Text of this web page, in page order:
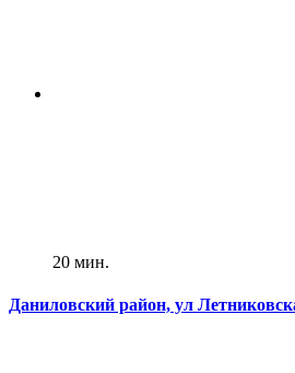
20 мин.
Даниловский район, ул